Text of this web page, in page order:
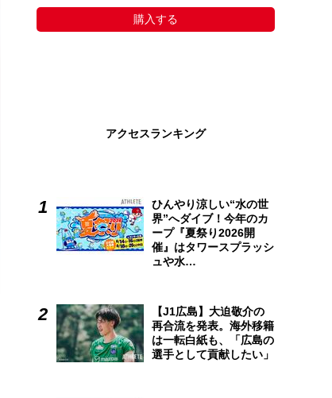
購入する
アクセスランキング
ひんやり涼しい“水の世
界”へダイブ！今年のカ
ープ『夏祭り2026開
催』はタワースプラッシ
ュや水…
【J1広島】大迫敬介の
再合流を発表。海外移籍
は一転白紙も、「広島の
選手として貢献したい」